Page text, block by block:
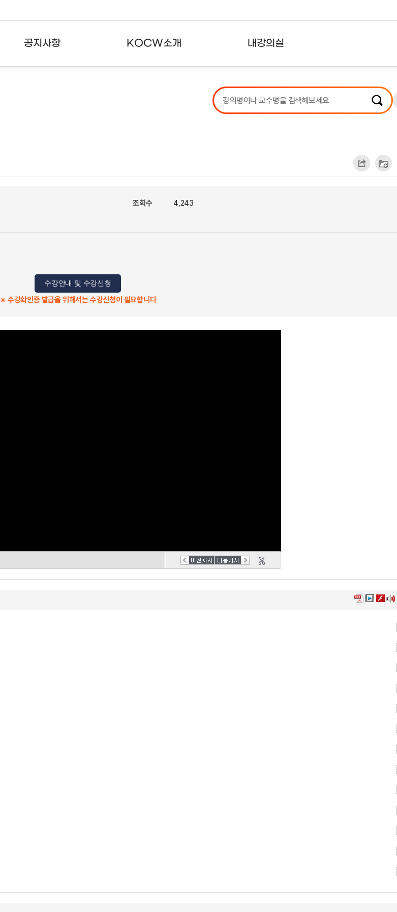
공지사항 KOCW소개 내강의실
강의리스트
수강확인증강의
조회수 4,243
수강안내 및 수강신청
※ 수강확인증 발급을 위해서는 수강신청이 필요합니다